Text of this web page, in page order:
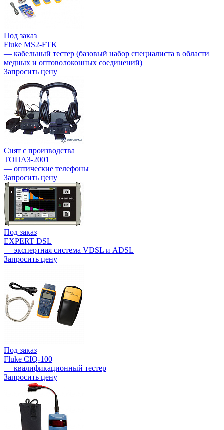
Под заказ
Fluke MS2-FTK
— кабельный тестер (базовый набор специалиста в области
медных и оптоволоконных соединений)
Запросить цену
Снят с производства
ТОПАЗ-2001
— оптические телефоны
Запросить цену
Под заказ
EXPERT DSL
— экспертная система VDSL и ADSL
Запросить цену
Под заказ
Fluke CIQ-100
— квалификационный тестер
Запросить цену